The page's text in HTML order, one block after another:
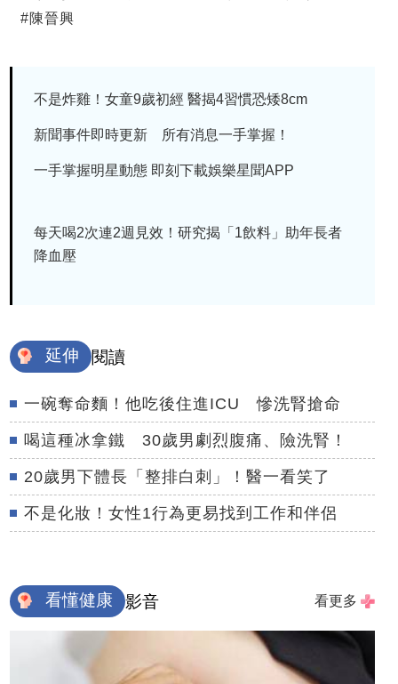
#陳晉興
不是炸雞！女童9歲初經 醫揭4習慣恐矮8cm
新聞事件即時更新 所有消息一手掌握！
一手掌握明星動態 即刻下載娛樂星聞APP
每天喝2次連2週見效！研究揭「1飲料」助年長者
降血壓
延伸 閱讀
一碗奪命麵！他吃後住進ICU 慘洗腎搶命
喝這種冰拿鐵 30歲男劇烈腹痛、險洗腎！
20歲男下體長「整排白刺」！醫一看笑了
不是化妝！女性1行為更易找到工作和伴侶
看懂健康 影音 看更多